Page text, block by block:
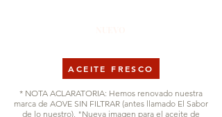
ACEITE FRESCO
* NOTA ACLARATORIA: Hemos renovado nuestra
marca de AOVE SIN FILTRAR (antes llamado El Sabor
de lo nuestro). "Nueva imagen para el aceite de